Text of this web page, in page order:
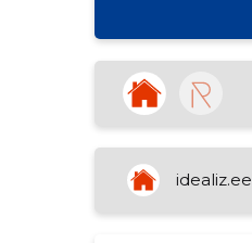
idealiz.ee